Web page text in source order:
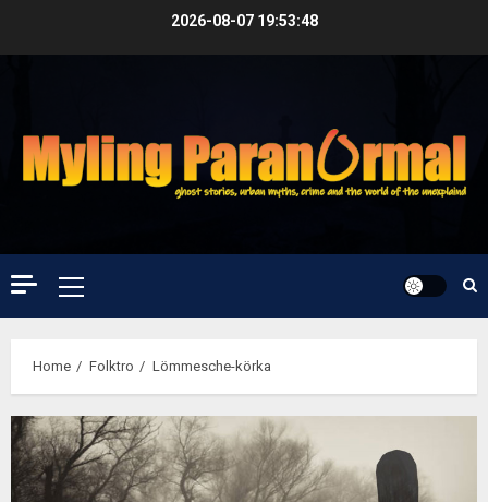
2026-08-07 19:53:49
Primary
Menu
Home Folktro Lömmesche-körka